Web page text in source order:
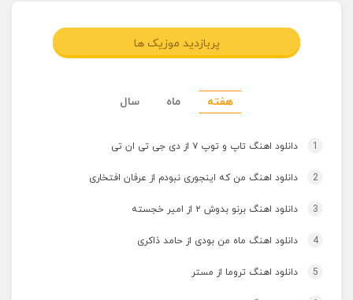
پربازدید موزیک ها
هفته ماه سال
1 دانلود اهنگ تاپ و توپ ۷ از دی جی تی ان تی
2 دانلود اهنگ من که اینجوری نبودم از عرفان افتخاری
3 دانلود اهنگ برنو بدوش ۲ از امیر خجسته
4 دانلود اهنگ ماه من بودی از حامد ذاکری
5 دانلود اهنگ تروما از مستر